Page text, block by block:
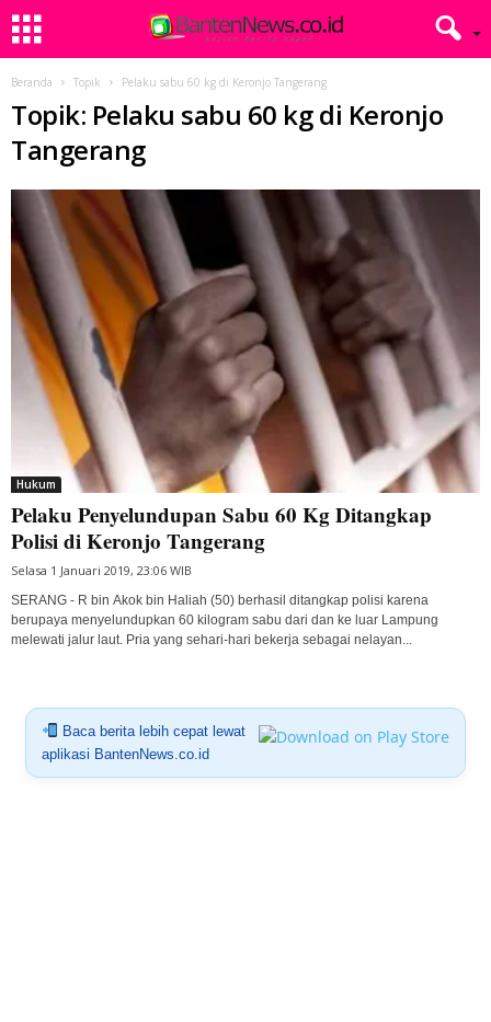
Beranda Topik Pelaku sabu 60 kg di Keronjo Tangerang
Topik: Pelaku sabu 60 kg di Keronjo
Tangerang
Hukum
Pelaku Penyelundupan Sabu 60 Kg Ditangkap
Polisi di Keronjo Tangerang
Selasa 1 Januari 2019, 23:06 WIB
SERANG - R bin Akok bin Haliah (50) berhasil ditangkap polisi karena
berupaya menyelundupkan 60 kilogram sabu dari dan ke luar Lampung
melewati jalur laut. Pria yang sehari-hari bekerja sebagai nelayan...
Baca berita lebih cepat lewat
aplikasi BantenNews.co.id